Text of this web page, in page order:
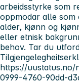
arbeidsstyrke som
oppmodar alle som
alder, kjønn og
eller etnisk
behov. Tar du
https://
0999-4760-90dd-